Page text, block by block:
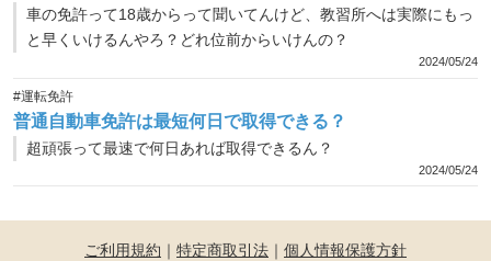
車の免許って18歳からって聞いてんけど、教習所へは実際にもっ
と早くいけるんやろ？どれ位前からいけんの？
2024/05/24
#運転免許
普通自動車免許は最短何日で取得できる？
超頑張って最速で何日あれば取得できるん？
2024/05/24
ご利用規約 ｜ 特定商取引法 ｜ 個人情報保護方針